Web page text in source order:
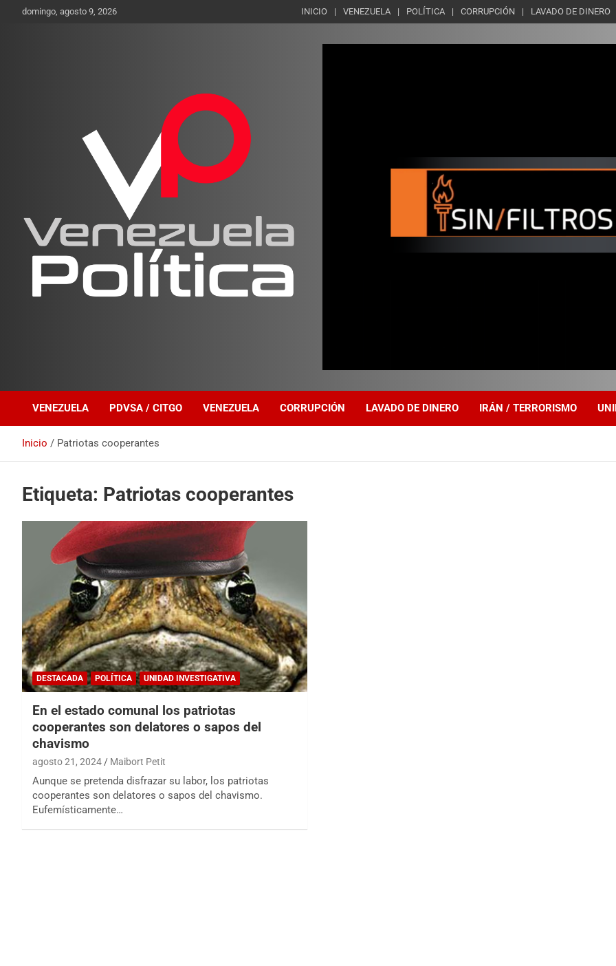
Saltardomingo, agosto 9, 2026 INICIO VENEZUELA POLÍTICA CORRUPCIÓN LAVADO DE DINERO
VENEZUELA PDVSA / CITGO VENEZUELA CORRUPCIÓN LAVADO DE DINERO IRÁN / TERRORISMO
Inicio Patriotas cooperantes
Etiqueta: Patriotas cooperantes
DESTACADA POLÍTICA UNIDAD INVESTIGATIVA
En el estado comunal los patriotas
cooperantes son delatores o sapos del
chavismo
agosto 21, 2024 Maibort Petit
Aunque se pretenda disfrazar su labor, los patriotas
cooperantes son delatores o sapos del chavismo.
Eufemísticamente…